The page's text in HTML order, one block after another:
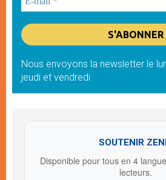
Nous envoyons la newsletter le
jeudi et vendredi
SOUTENIR
Disponible pour tous en 4
lecteurs.